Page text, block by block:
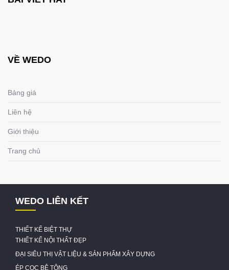
VỀ WEDO
Bảng giá
Liên hệ
Giới thiệu
Trang chủ
WEDO LIÊN KẾT
THIẾT KẾ BIỆT THỰ
THIẾT KẾ NỘI THẤT ĐẸP
ĐẠI SIÊU THỊ VẬT LIỆU & SẢN PHẨM XÂY DỰNG
ÉP CỌC BÊ TÔNG